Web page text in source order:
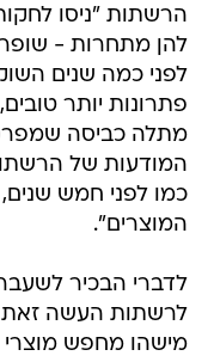
הרשתות "ניסו
להן מתחרות -
לפני כמה שנים
פתרונות יותר
המודעות של
כמו לפני חמש
המוצרים".
לדברי הבכיר
לרשתות העשה זאת
מישהו מחפש